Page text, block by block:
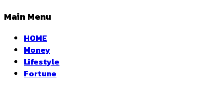
Main Menu
HOME
Money
Lifestyle
Fortune